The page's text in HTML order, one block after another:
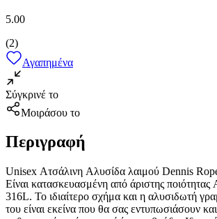
5.00
(2)
Αγαπημένα
Σύγκρινέ το
Μοιράσου το
Περιγραφή
Unisex Ατσάλινη Aλυσίδα λαιμού Dennis
Είναι κατασκευασμένη από άριστης ποιότητας
316L. Το ιδιαίτερο σχήμα και η αλυσιδωτή
του είναι εκείνα που θα σας εντυπωσιάσουν